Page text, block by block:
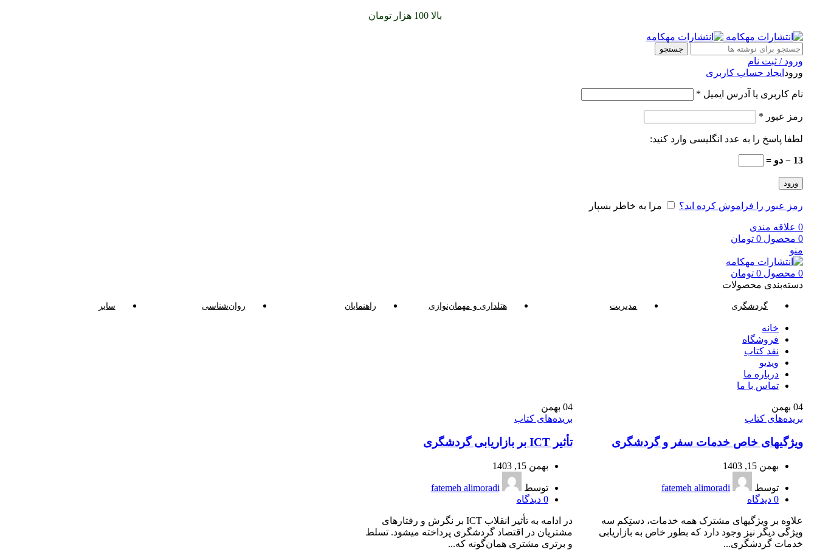
بالا 100 هزار تومان
جستجو
ورود / ثبت نام
ورود ایجاد حساب کاربری
نام کاربری یا آدرس ایمیل *
رمز عبور *
لطفا پاسخ را به عدد انگلیسی وارد کنید:
13 − دو =
ورود
رمز عبور را فراموش کرده اید؟ مرا به خاطر بسپار
0 علاقه مندی
0 محصول 0 تومان
منو
0 محصول 0 تومان
دسته‌بندی محصولات
گردشگری مدیریت هتلداری و مهمان‌نوازی راهنمایان روان‌شناسی سایر
خانه
فروشگاه
نقد کتاب
ویدیو
درباره‌ ما
تماس با ما
04 بهمن
بریده‌های کتاب
ویژگی‎های خاص خدمات سفر و گردشگری
بهمن 15, 1403
توسط
fatemeh alimoradi
0 دیدگاه
علاوه‎ بر ویژگی‎های مشترک همه خدمات، دستِ‎کم سه
ویژگی دیگر نیز وجود دارد که بطور خاص به بازاریابی
خدمات گردشگری...
04 بهمن
بریده‌های کتاب
تأثیر ICT بر بازاریابی گردشگری
بهمن 15, 1403
توسط
fatemeh alimoradi
0 دیدگاه
در ادامه به تأثیر انقلاب ICT بر نگرش و رفتارهای
مشتریان در اقتصاد گردشگری پرداخته می‎شود. تسلط
و برتری مشتری همان‌گونه که...